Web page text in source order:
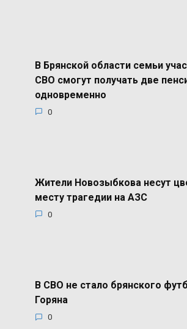
В Брянской области семьи
СВО смогут получать две
одновременно
0
Жители Новозыбкова несут
месту трагедии на АЗС
0
В СВО не стало брянского
Горяна
0